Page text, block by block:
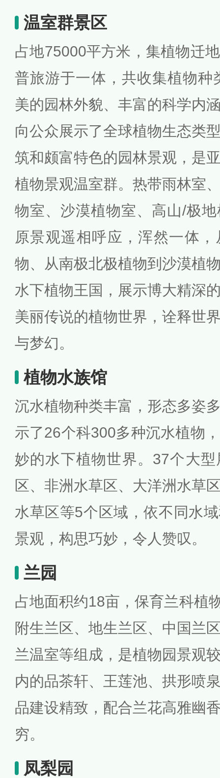
温室群景区
占地75000平方米，集植物迁
普旅游于一体，共收集植物种
美的园林外貌、丰富的科学内
向公众展示了全球植物生态类
筑和颇富特色的园林景观，是
植物景观温室群。热带雨林室
物室、沙漠植物室、高山/极
原景观遥相呼应，浑然一体
物、从南极北极植物到沙漠植
水下植物王国，展示博大精深
美丽传说的植物世界，诠释世
与梦幻。
植物水族馆
沉水植物种类丰富，形态多姿
示了26个科300多种沉水植物
妙的水下植物世界。37个大
区、非洲水草区、大洋洲水草
水草区等5个区域，依不同水
景观，构思巧妙，令人赞叹。
兰园
占地面积约18亩，保育兰科植
附生兰区、地生兰区、中国兰
兰温室等组成，是植物园景观
内的品茶轩、王莲池、拱形喷
品建设精致，配合兰花高雅幽
穷。
凤梨园